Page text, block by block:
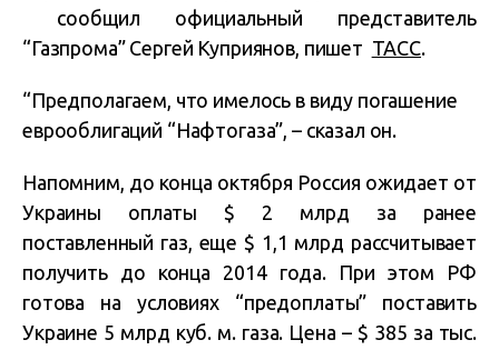
сообщил официальный представитель
“Газпрома” Сергей Куприянов, пишет ТАСС.
“Предполагаем, что имелось в виду погашение
еврооблигаций “Нафтогаза”, – сказал он.
Напомним, до конца октября Россия ожидает от
Украины оплаты $ 2 млрд за ранее
поставленный газ, еще $ 1,1 млрд рассчитывает
получить до конца 2014 года. При этом РФ
готова на условиях “предоплаты” поставить
Украине 5 млрд куб. м. газа. Цена – $ 385 за тыс.